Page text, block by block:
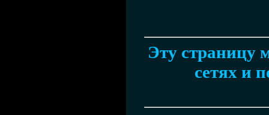
Эту страницу
сетях и